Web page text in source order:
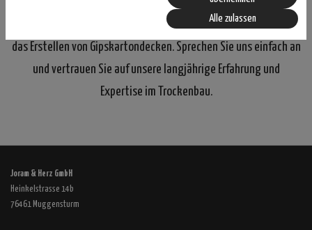
Experte für die professionelle Einrichtung von Trennwänden und
das Erstellen von Gipskartondecken. Sprechen Sie uns einfach an
und vertrauen Sie auf unsere langjährige Erfahrung und
Expertise im Trockenbau.
Joram & Herz GmbH
Heinkelstrasse 14b
76461 Muggensturm
Alle zulassen